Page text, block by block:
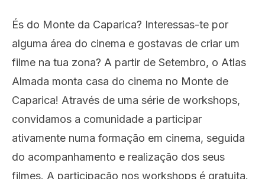
És do Monte da Caparica? Interessas-te por
alguma área do cinema e gostavas de criar um
filme na tua zona? A partir de Setembro, o Atlas
Almada monta casa do cinema no Monte de
Caparica! Através de uma série de workshops,
convidamos a comunidade a participar
ativamente numa formação em cinema, seguida
do acompanhamento e realização dos seus
filmes. A participação nos workshops é gratuita.